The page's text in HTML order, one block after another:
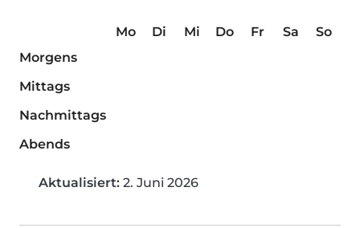
Mo Di Mi Do Fr Sa
So
Morgens
Mittags
Nachmittags
Abends
Aktualisiert: 2. Juni 2026